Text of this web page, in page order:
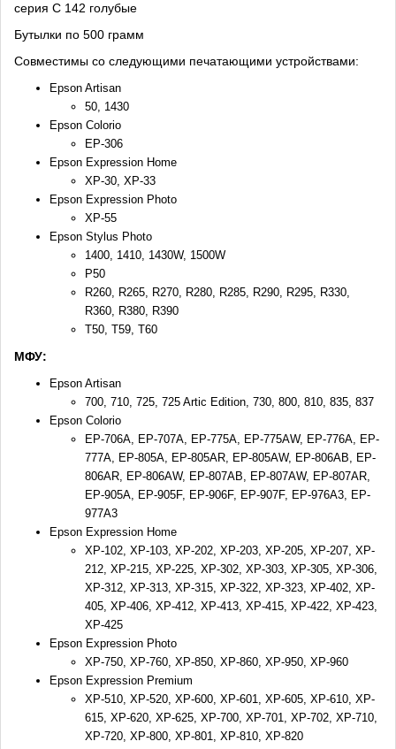
серия C 142 голубые
Бутылки по 500 грамм
Совместимы со следующими печатающими устройствами:
Epson Artisan
50, 1430
Epson Colorio
EP-306
Epson Expression Home
XP-30, XP-33
Epson Expression Photo
XP-55
Epson Stylus Photo
1400, 1410, 1430W, 1500W
P50
R260, R265, R270, R280, R285, R290, R295, R330,
R360, R380, R390
T50, T59, T60
МФУ:
Epson Artisan
700, 710, 725, 725 Artic Edition, 730, 800, 810, 835, 837
Epson Colorio
EP-706A, EP-707A, EP-775A, EP-775AW, EP-776A, EP-
777A, EP-805A, EP-805AR, EP-805AW, EP-806AB, EP-
806AR, EP-806AW, EP-807AB, EP-807AW, EP-807AR,
EP-905A, EP-905F, EP-906F, EP-907F, EP-976A3, EP-
977A3
Epson Expression Home
XP-102, XP-103, XP-202, XP-203, XP-205, XP-207, XP-
212, XP-215, XP-225, XP-302, XP-303, XP-305, XP-306,
XP-312, XP-313, XP-315, XP-322, XP-323, XP-402, XP-
405, XP-406, XP-412, XP-413, XP-415, XP-422, XP-423,
XP-425
Epson Expression Photo
XP-750, XP-760, XP-850, XP-860, XP-950, XP-960
Epson Expression Premium
XP-510, XP-520, XP-600, XP-601, XP-605, XP-610, XP-
615, XP-620, XP-625, XP-700, XP-701, XP-702, XP-710,
XP-720, XP-800, XP-801, XP-810, XP-820